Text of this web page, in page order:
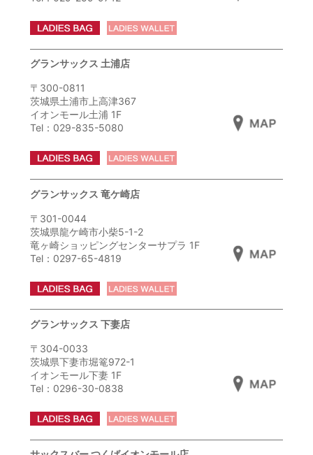
ホワイト系 ブラック系
グランサックス 土浦店
〒300-0811
茨城県土浦市上高津367
イオンモール土浦 1F
Tel：029-835-5080
グランサックス 竜ケ崎店
〒301-0044
茨城県龍ケ崎市小柴5-1-2
竜ヶ崎ショッピングセンターサプラ 1F
Tel：0297-65-4819
グランサックス 下妻店
〒304-0033
茨城県下妻市堀篭972-1
イオンモール下妻 1F
Tel：0296-30-0838